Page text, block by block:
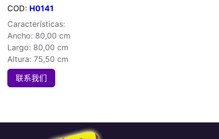
COD: H0141
Características:
Ancho: 80,00 cm
Largo: 80,00 cm
Altura: 75,50 cm
联系我们